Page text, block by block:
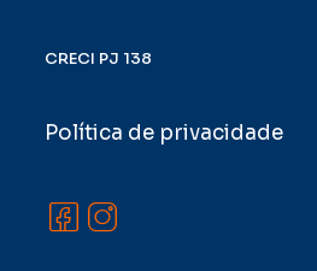
CRECI PJ 138
Política de privacidade